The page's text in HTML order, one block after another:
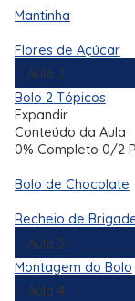
Mantinha
Flores de Açúcar
Aula 2
Bolo 2 Tópicos
Expandir
Conteúdo da Aula
0% Completo 0/2
Bolo de Chocolate
Recheio de
Aula 3
Montagem do Bolo
Aula 4